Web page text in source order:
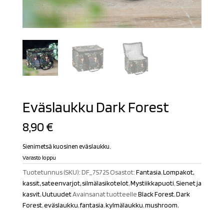
Eväslaukku Dark Forest
8,90€
Sienimetsä kuosinen eväslaukku.
Varasto loppu
Tuotetunnus (SKU):DF_75725 Osastot:Fantasia,Lompakot,
kassit, sateenvarjot, silmälasikotelot,Mystiikkapuoti,Sienet ja
kasvit,UutuudetAvainsanat tuotteelleBlack Forest,Dark
Forest,eväslaukku,fantasia,kylmälaukku,mushroom,